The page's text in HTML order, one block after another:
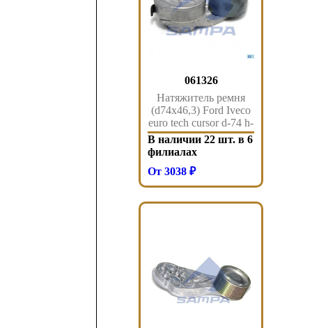
061326
Натяжитель ремня
(d74x46,3) Ford Iveco
euro tech cursor d-74 h-
47 10-13 061.326
Sampa
В наличии 22 шт. в 6
филиалах
От 3038 ₽